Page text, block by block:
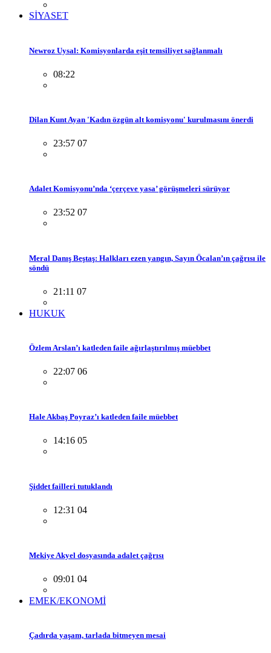
SİYASET
Newroz Uysal: Komisyonlarda eşit temsiliyet sağlanmalı
08:22
Dilan Kunt Ayan 'Kadın özgün alt komisyonu' kurulmasını önerdi
23:57 07
Adalet Komisyonu’nda ‘çerçeve yasa’ görüşmeleri sürüyor
23:52 07
Meral Danış Beştaş: Halkları ezen yangın, Sayın Öcalan’ın çağrısı ile
söndü
21:11 07
HUKUK
Özlem Arslan’ı katleden faile ağırlaştırılmış müebbet
22:07 06
Hale Akbaş Poyraz’ı katleden faile müebbet
14:16 05
Şiddet failleri tutuklandı
12:31 04
Mekiye Akyel dosyasında adalet çağrısı
09:01 04
EMEK/EKONOMİ
Çadırda yaşam, tarlada bitmeyen mesai